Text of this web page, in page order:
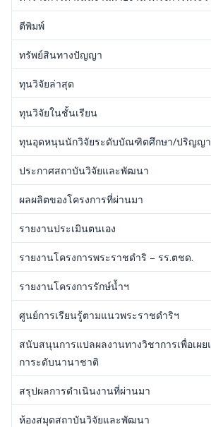
ตีพิมพ์
ทรัพย์สินทางปัญญา
ทุนวิจัยล่าสุด
ทุนวิจัยในชั้นเรียน
ทุนอุดหนุนนักวิจัยระดับบัณฑิตศึกษา/ปริญญ
ประกาศสถาบันวิจัยและพัฒนา
ผลผลิตของโครงการที่ผ่านมา
รายงานประเมินตนเอง
รายงานโครงการพระราชดำริ – รร.ตชด.
รายงานโครงการรักษ์น้ำฯ
ศูนย์การเรียนรู้ตามแนวพระราชดำริฯ
สนับสนุนการแปลผลงานทางวิชาการเพื่อเผ
การะดับนานาชาติ
สรุปผลการดำเนินงานที่ผ่านมา
ห้องสมุดสถาบันวิจัยและพัฒนา